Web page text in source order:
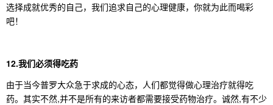
选择成就优秀的自己，我们追求自己的心理健康，你就为此而喝彩
吧！
12.我们必须得吃药
由于当今普罗大众急于求成的心态，人们都觉得做心理治疗就得吃
药。其实不然,并不是所有的来访者都需要接受药物治疗。诚然,有不少